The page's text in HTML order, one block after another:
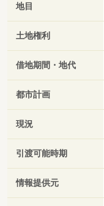
地目
土地権利
借地期間・地代
都市計画
現況
引渡可能時期
情報提供元